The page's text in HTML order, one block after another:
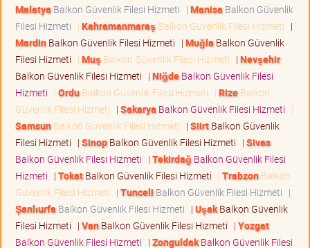
Malatya Balkon Güvenlik Filesi Hizmeti | Manisa Balkon Güvenlik
Filesi Hizmeti | Kahramanmaraş Balkon Güvenlik Filesi Hizmeti |
MardinBalkon Güvenlik Filesi Hizmeti | Muğla Balkon Güvenlik
Filesi Hizmeti | Muş Balkon Güvenlik Filesi Hizmeti | Nevşehir
Balkon Güvenlik Filesi Hizmeti | NiğdeBalkon Güvenlik Filesi
Hizmeti | OrduBalkon Güvenlik Filesi Hizmeti | RizeBalkon
Güvenlik Filesi Hizmeti | Sakarya Balkon Güvenlik Filesi Hizmeti |
SamsunBalkon Güvenlik Filesi Hizmeti | SiirtBalkon Güvenlik
Filesi Hizmeti | SinopBalkon Güvenlik Filesi Hizmeti | Sivas
Balkon Güvenlik Filesi Hizmeti | Tekirdağ Balkon Güvenlik Filesi
Hizmeti | TokatBalkon Güvenlik Filesi Hizmeti | TrabzonBalkon
Güvenlik Filesi Hizmeti | Tunceli Balkon Güvenlik Filesi Hizmeti |
Şanlıurfa Balkon Güvenlik Filesi Hizmeti | UşakBalkon Güvenlik
Filesi Hizmeti | VanBalkon Güvenlik Filesi Hizmeti | Yozgat
Balkon Güvenlik Filesi Hizmeti | ZonguldakBalkon Güvenlik Filesi